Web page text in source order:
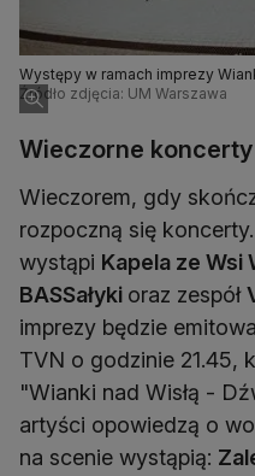
Występy w ramach imprezy
Multimedialnym Parku Fontann
Źródło zdjęcia: UM Warszawa
Wieczorne koncerty
Wieczorem, gdy
rozpoczną się
wystąpi Kapela ze Wsi
BASSałyki oraz zespół
imprezy będzie
TVN o godzinie 21.45,
"Wianki nad Wisłą -
artyści opowiedzą o
na scenie wystąpią: